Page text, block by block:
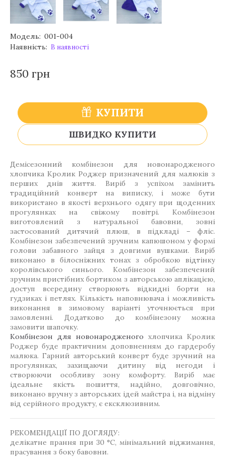
Модель: 001-004
Наявність: В наявності
850 грн
КУПИТИ
ШВИДКО КУПИТИ
Демісезонний комбінезон для новонародженого
хлопчика Кролик Роджер призначений для малюків з
перших днів життя. Виріб з успіхом замінить
традиційний конверт на виписку, і може бути
використано в якості верхнього одягу при щоденних
прогулянках на свіжому повітрі. Комбінезон
виготовлений з натуральної бавовни, зовні
застосований дитячий плюш, в підкладі – фліс.
Комбінезон забезпечений зручним капюшоном у формі
голови забавного зайця з довгими вушками. Виріб
виконано в білосніжних тонах з обробкою відтінку
королівського синього. Комбінезон забезпечений
зручним пристібних бортиком з авторською аплікацією,
доступ всередину створюють відкидні борти на
гудзиках і петлях. Кількість наповнювача і можливість
виконання в зимовому варіанті уточнюється при
замовленні. Додатково до комбінезону можна
замовити шапочку.
Комбінезон для новонародженого хлопчика Кролик
Роджер буде практичним доповненням до гардеробу
малюка. Гарний авторський конверт буде зручний на
прогулянках, захищаючи дитину від негоди і
створюючи особливу зону комфорту. Виріб має
ідеальне якість пошиття, надійно, довговічно,
виконано вручну з авторських ідей майстра і, на відміну
від серійного продукту, є ексклюзивним.
РЕКОМЕНДАЦІЇ ПО ДОГЛЯДУ:
делікатне прання при 30 °C, мінімальний віджимання,
прасування з боку бавовни.